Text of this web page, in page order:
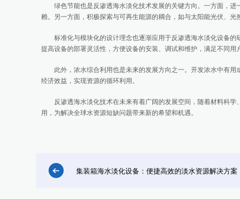
绿色节能也是反渗透海水淡化技术发展的关键方向。一方面，进
赖。另一方面，积极探索与可再生能源的耦合，如与太阳能光伏、
标准化与模块化的设计理念也逐渐应用于反渗透海水淡化设备的
提高设备的部署灵活性，方便设备的安装、调试和维护，满足不同用
此外，浓水综合利用也是未来的发展方向之一。开发浓水中有用
经济效益，实现资源的循环利用。
反渗透海水淡化技术在未来有着广阔的发展空间，随着材料科学
用，为解决全球水资源短缺问题带来新的希望和机遇。
集装箱海水淡化设备：便捷高效的淡水资源解决方案